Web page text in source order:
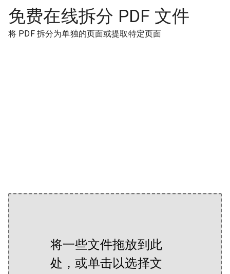
免费在线拆分 PDF 文件
将 PDF 拆分为单独的页面或提取特定页面
将一些文件拖放到此
处，或单击以选择文